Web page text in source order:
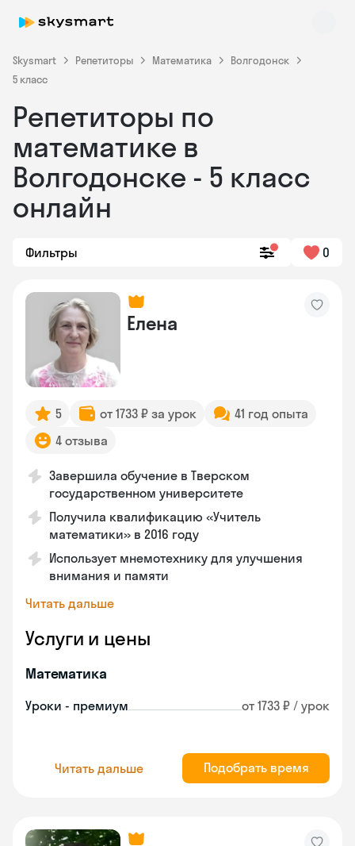
Skysmart Репетиторы Математика
Волгодонск
5 класс
Репетиторы по
математике в
Волгодонске - 5 класс
онлайн
Фильтры 0
Елена
5 от 1733 ₽ за урок
41 год опыта
4 отзыва
Завершила обучение в Тверском
государственном университете
Получила квалификацию «Учитель
математики» в 2016 году
Использует мнемотехнику для улучшения
внимания и памяти
Читать дальше
Услуги и цены
Математика
Уроки - премиум от 1733 ₽ / урок
Читать дальше Подобрать время